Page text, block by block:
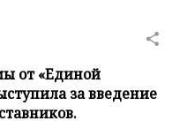
от «Единой
за введение